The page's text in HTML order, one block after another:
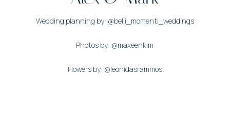
Wedding planning by: @belli_momenti_weddings
Photos by: @maxeenkim
Flowers by: @leonidasrammos